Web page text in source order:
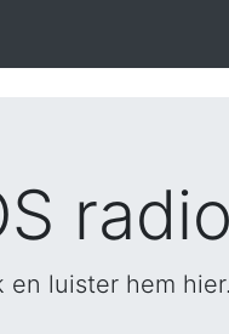
en luister hem hier.